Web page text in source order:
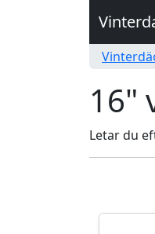
16"
Letar du